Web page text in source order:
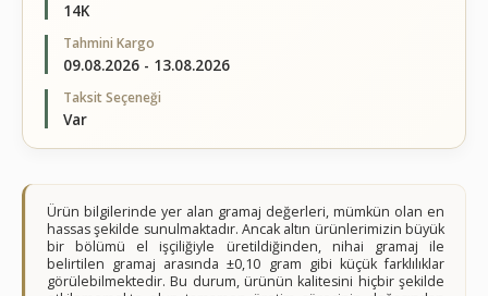
14K
Tahmini Kargo
09.08.2026 - 13.08.2026
Taksit Seçeneği
Var
Ürün bilgilerinde yer alan gramaj değerleri, mümkün olan en
hassas şekilde sunulmaktadır. Ancak altın ürünlerimizin büyük
bir bölümü el işçiliğiyle üretildiğinden, nihai gramaj ile
belirtilen gramaj arasında ±0,10 gram gibi küçük farklılıklar
görülebilmektedir. Bu durum, ürünün kalitesini hiçbir şekilde